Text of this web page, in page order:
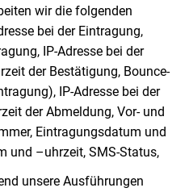
wir die folgenden
bei der Eintragung,
IP-Adresse bei der
der Bestätigung, Bounce-
IP-Adresse bei der
der Abmeldung, Vor- und
Eintragungsdatum und
und –uhrzeit, SMS-Status,
unsere Ausführungen